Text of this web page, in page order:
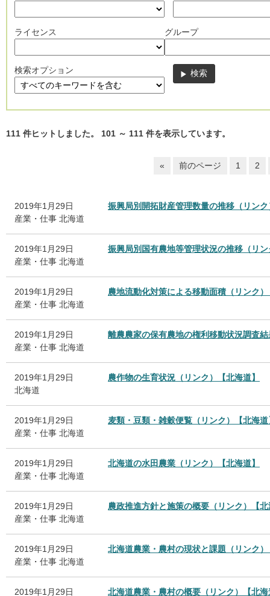
ライセンス グループ
検索オプション
111 件ヒットしました。 101 ～ 111 件を表示しています。
« 前のページ 1 2
2019年1月29日
振興局別開拓財産管理数量の推移（リン
産業・仕事 北海道
2019年1月29日
振興局別国有農地等管理状況の推移（リ
産業・仕事 北海道
2019年1月29日
農地流動化対策による移動面積（リンク
産業・仕事 北海道
2019年1月29日
離農農家の保有農地の権利移動状況調査
産業・仕事 北海道
2019年1月29日
農作物の生育状況（リンク）【北海道】
北海道
2019年1月29日
麦類・豆類・雑穀便覧（リンク）【北海道
産業・仕事 北海道
2019年1月29日
北海道の水田農業（リンク）【北海道】
産業・仕事 北海道
2019年1月29日
農政推進方針と施策の概要（リンク）【
産業・仕事 北海道
2019年1月29日
北海道農業・農村の現状と課題（リンク
産業・仕事 北海道
2019年1月29日
北海道農業・農村の概要（リンク）【北海